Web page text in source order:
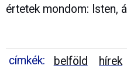
értetek mondom: Isten,
címkék: belföld hírek